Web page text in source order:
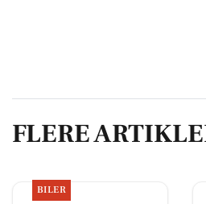
FLERE
BILER